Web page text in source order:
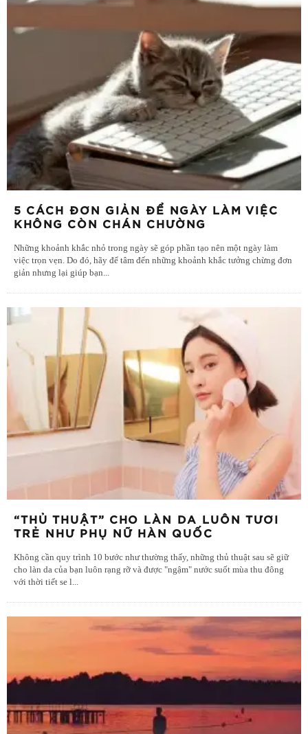
5 CÁCH ĐƠN GIẢN ĐỂ NGÀY LÀM VIỆC
KHÔNG CÒN CHÁN CHƯỜNG
Những khoảnh khắc nhỏ trong ngày sẽ góp phần tạo nên một ngày làm
việc trọn vẹn. Do đó, hãy để tâm đến những khoảnh khắc tưởng chừng đơn
giản nhưng lại giúp bạn...
“THỦ THUẬT” CHO LÀN DA LUÔN TƯƠI
TRẺ NHƯ PHỤ NỮ HÀN QUỐC
Không cần quy trình 10 bước như thường thấy, những thủ thuật sau sẽ giữ
cho làn da của bạn luôn rạng rỡ và được "ngậm" nước suốt mùa thu đông
với thời tiết se l